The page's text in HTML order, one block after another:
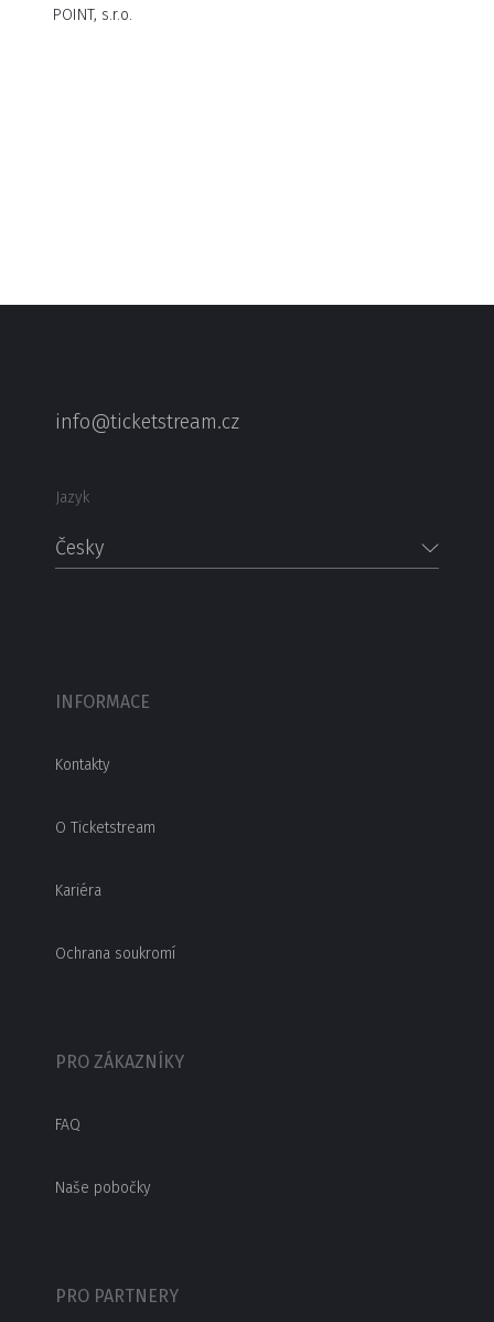
POINT, s.r.o.
info@ticketstream.cz
Jazyk
Česky
INFORMACE
Kontakty
O Ticketstream
Kariéra
Ochrana soukromí
PRO ZÁKAZNÍKY
FAQ
Naše pobočky
PRO PARTNERY